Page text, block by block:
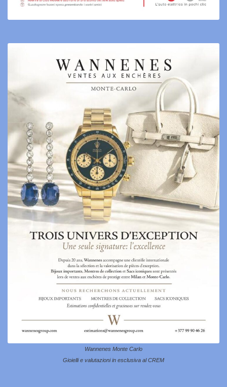
Wannenes Monte Carlo
Gioielli e valutazioni in esclusiva al CREM